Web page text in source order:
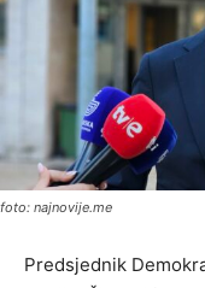
foto: najnovije.me
Predsjednik